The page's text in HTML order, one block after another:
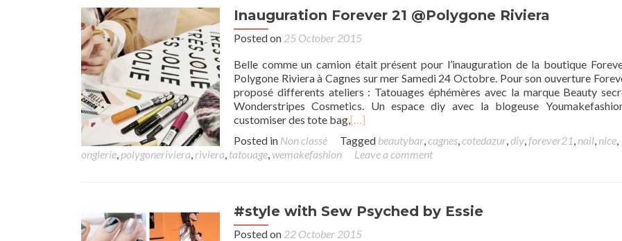
Inauguration Forever 21 @Polygone Riviera
Posted on 25 October 2015
Belle comme un camion était présent pour l’inauguration de la boutique
Polygone Riviera à Cagnes sur mer Samedi 24 Octobre. Pour son ouverture
proposé differents ateliers : Tatouages éphémères avec la marque Beauty
Wonderstripes Cosmetics. Un espace diy avec la blogeuse
customiser des tote bag,[…]
Posted in Non classé Tagged beautybar,cagnes,cotedazur,diy,forever21, nail, nice,
onglerie, polygoneriviera, riviera, tatouage, wemakefashion Leave a comment
#style with Sew Psyched by Essie
Posted on 22 October 2015